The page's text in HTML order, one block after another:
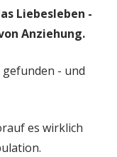
Liebesleben -
Anziehung.
- und
es wirklich